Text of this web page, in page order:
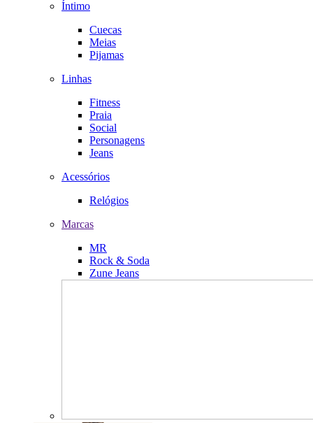
Íntimo
Cuecas
Meias
Pijamas
Linhas
Fitness
Praia
Social
Personagens
Jeans
Acessórios
Relógios
Marcas
MR
Rock & Soda
Zune Jeans